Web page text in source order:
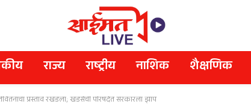
राज्य राष्ट्रीय नाशिक शैक्षणिक
प्रस्ताव रखडला; खडसेंची परिषदेत सरकारला झाप